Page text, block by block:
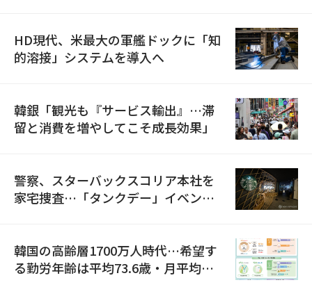
HD現代、米最大の軍艦ドックに「知
的溶接」システムを導入へ
韓銀「観光も『サービス輸出』…滞
留と消費を増やしてこそ成長効果」
警察、スターバックスコリア本社を
家宅捜査…「タンクデー」イベント
韓国の高齢層1700万人時代…希望す
る勤労年齢は平均73.6歳・月平均賃